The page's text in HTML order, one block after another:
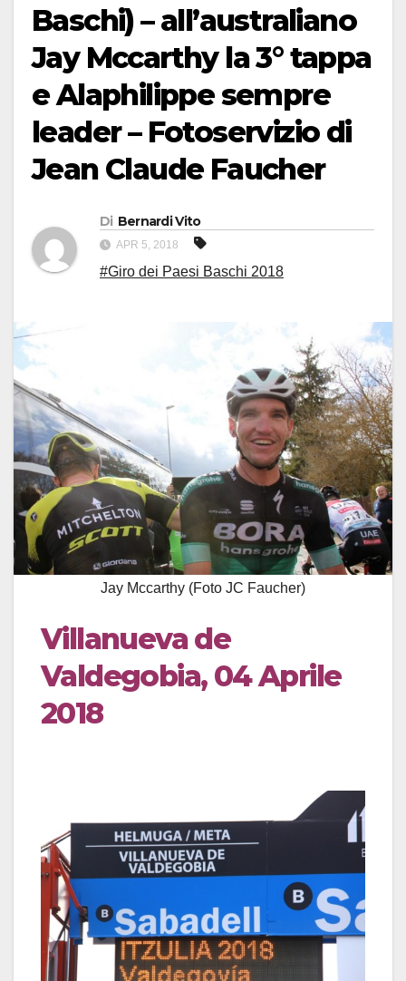
Baschi) – all’australiano
Jay Mccarthy la 3° tappa
e Alaphilippe sempre
leader – Fotoservizio di
Jean Claude Faucher
Di Bernardi Vito
APR 5, 2018
#Giro dei Paesi Baschi 2018
Jay Mccarthy (Foto JC Faucher)
Villanueva de
Valdegobia, 04 Aprile
2018